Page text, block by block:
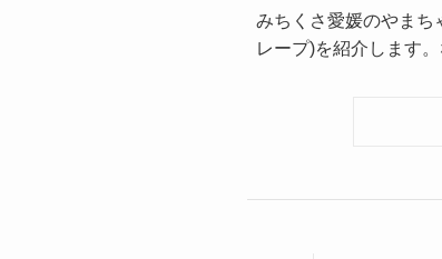
みちくさ愛媛のやまち
レープ)を紹介します